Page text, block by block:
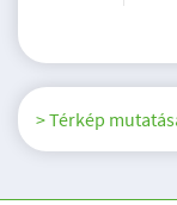
> Térkép